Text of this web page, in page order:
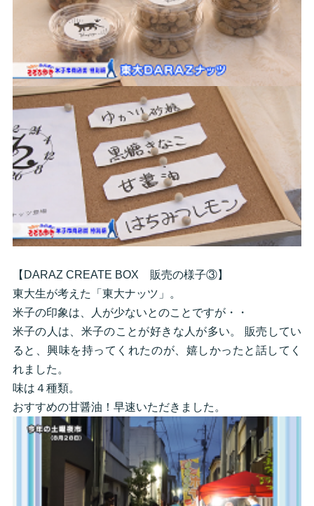
【DARAZ CREATE BOX 販売の様子③】
東大生が考えた「東大ナッツ」。
米子の印象は、人が少ないとのことですが・・
米子の人は、米子のことが好きな人が多い。 販売してい
ると、興味を持ってくれたのが、嬉しかったと話してく
れました。
味は４種類。
おすすめの甘醤油！早速いただきました。